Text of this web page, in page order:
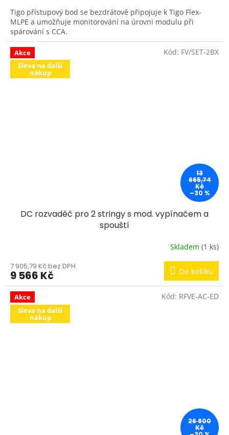
Tigo přístupový bod se bezdrátově připojuje k Tigo Flex-
MLPE a umožňuje monitorování na úrovni modulu při
spárování s CCA.
Akce
Sleva na další
nákup
13
665,74
Kč
–30 %
DC rozvaděč pro 2 stringy s mod. vypínačem a
spouští
Skladem (1 ks)
7 905,79 Kč bez DPH
9 566 Kč Do košíku
Kód: FV/SET-2BX
Akce
Sleva na další
nákup
26 800
Kč
Kód: RFVE-AC-ED